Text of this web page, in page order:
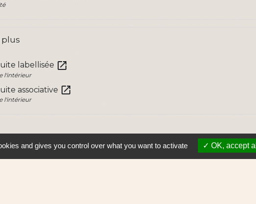
plus
labellisée open_in_new
l'intérieur
associative open_in_new
l'intérieur
and gives you control over what you want to activate OK, accept all